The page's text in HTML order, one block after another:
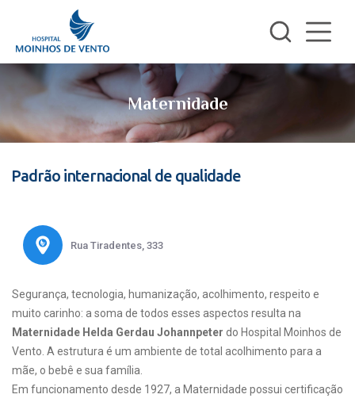
Maternidade
Padrão internacional de qualidade
Rua Tiradentes, 333
Segurança, tecnologia, humanização, acolhimento, respeito e
muito carinho: a soma de todos esses aspectos resulta na
Maternidade Helda Gerdau Johannpeter do Hospital Moinhos de
Vento. A estrutura é um ambiente de total acolhimento para a
mãe, o bebê e sua família.
Em funcionamento desde 1927, a Maternidade possui certificação